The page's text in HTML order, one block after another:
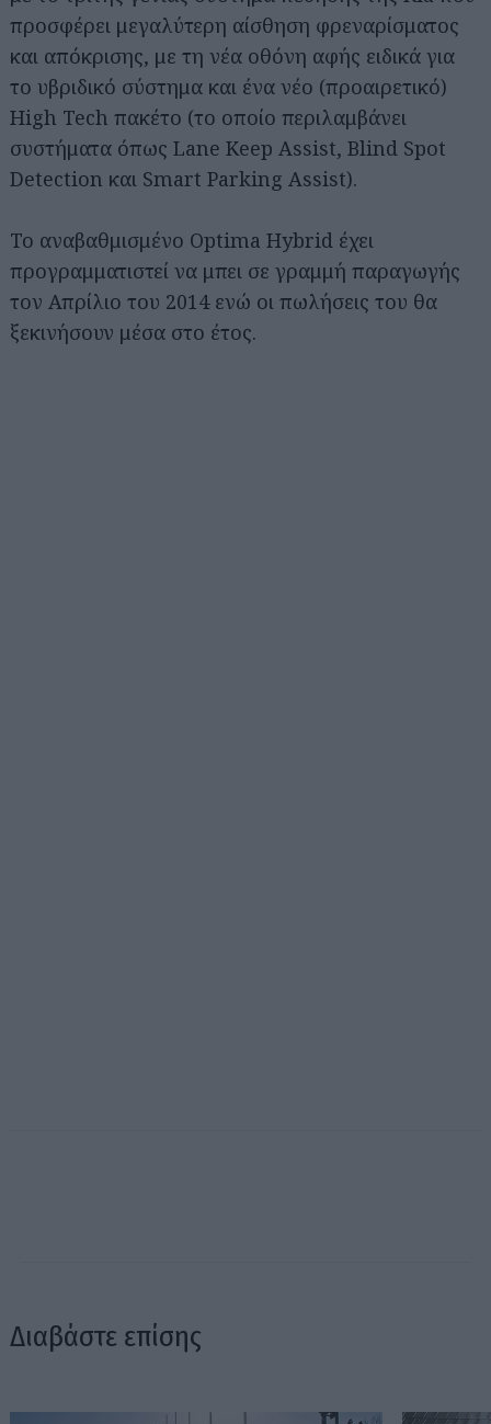
προσφέρει μεγαλύτερη αίσθηση φρεναρίσματος
και απόκρισης, με τη νέα οθόνη αφής ειδικά για
το υβριδικό σύστημα και ένα νέο (προαιρετικό)
High Tech πακέτο (το οποίο περιλαμβάνει
συστήματα όπως Lane Keep Assist, Blind Spot
Detection και Smart Parking Assist).
Το αναβαθμισμένο Optima Hybrid έχει
προγραμματιστεί να μπει σε γραμμή παραγωγής
τον Απρίλιο του 2014 ενώ οι πωλήσεις του θα
ξεκινήσουν μέσα στο έτος.
Διαβάστε επίσης